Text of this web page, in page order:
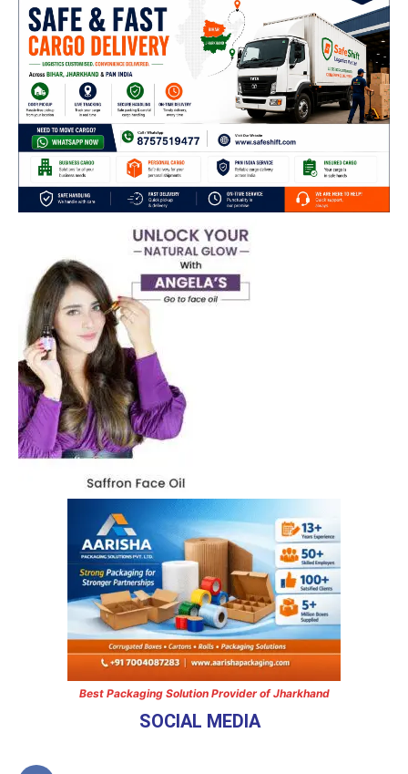
Best Packaging Solution Provider of Jharkhand
SOCIAL MEDIA